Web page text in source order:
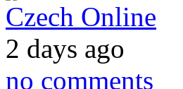
Czech Online
2 days ago
no comments